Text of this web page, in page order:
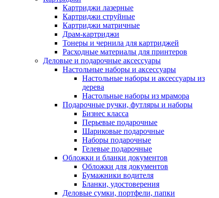
Картриджи лазерные
Картриджи струйные
Картриджи матричные
Драм-картриджи
Тонеры и чернила для картриджей
Расходные материалы для принтеров
Деловые и подарочные аксессуары
Настольные наборы и аксессуары
Настольные наборы и аксессуары из
дерева
Настольные наборы из мрамора
Подарочные ручки, футляры и наборы
Бизнес класса
Перьевые подарочные
Шариковые подарочные
Наборы подарочные
Гелевые подарочные
Обложки и бланки документов
Обложки для документов
Бумажники водителя
Бланки, удостоверения
Деловые сумки, портфели, папки